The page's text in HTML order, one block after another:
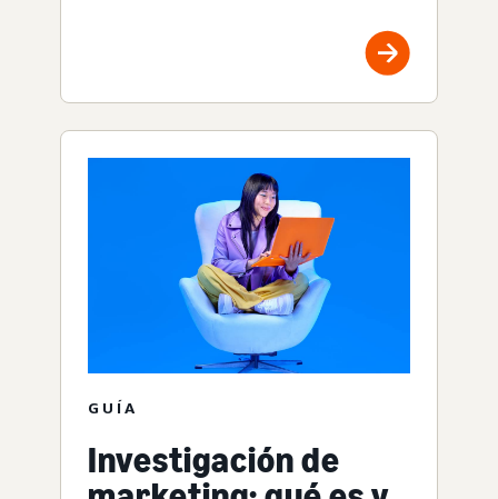
GUÍA
Investigación de